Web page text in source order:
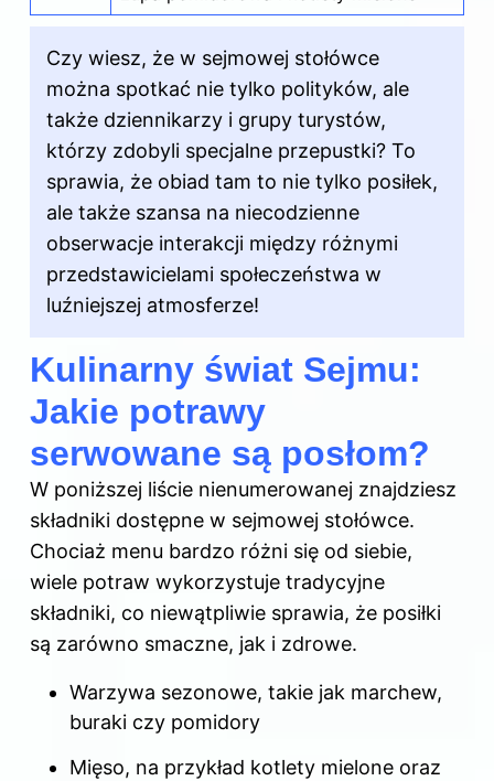
Czy wiesz, że w sejmowej stołówce
można spotkać nie tylko polityków, ale
także dziennikarzy i grupy turystów,
którzy zdobyli specjalne przepustki? To
sprawia, że obiad tam to nie tylko posiłek,
ale także szansa na niecodzienne
obserwacje interakcji między różnymi
przedstawicielami społeczeństwa w
luźniejszej atmosferze!
Kulinarny świat Sejmu:
Jakie potrawy
serwowane są posłom?
W poniższej liście nienumerowanej znajdziesz
składniki dostępne w sejmowej stołówce.
Chociaż menu bardzo różni się od siebie,
wiele potraw wykorzystuje tradycyjne
składniki, co niewątpliwie sprawia, że posiłki
są zarówno smaczne, jak i zdrowe.
Warzywa sezonowe, takie jak marchew,
buraki czy pomidory
Mięso, na przykład kotlety mielone oraz